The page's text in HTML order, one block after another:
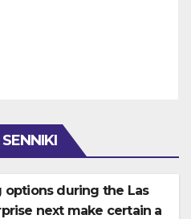
options during the Las
next make certain a